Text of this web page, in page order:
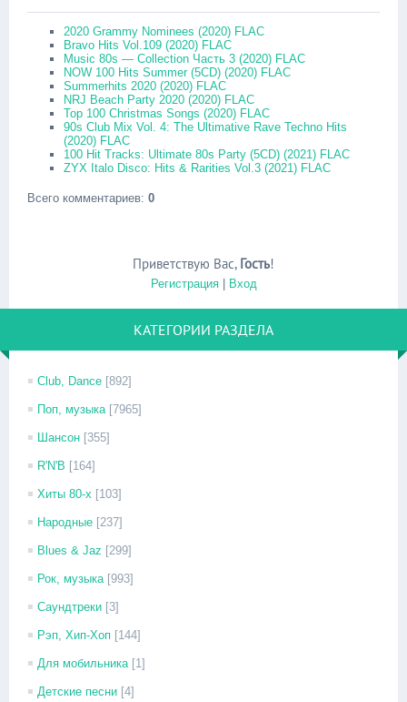
2020 Grammy Nominees (2020) FLAC
Bravo Hits Vol.109 (2020) FLAC
Music 80s — Collection Часть 3 (2020) FLAC
NOW 100 Hits Summer (5CD) (2020) FLAC
Summerhits 2020 (2020) FLAC
NRJ Beach Party 2020 (2020) FLAC
Top 100 Christmas Songs (2020) FLAC
90s Club Mix Vol. 4: The Ultimative Rave Techno Hits
(2020) FLAC
100 Hit Tracks: Ultimate 80s Party (5CD) (2021) FLAC
ZYX Italo Disco: Hits & Rarities Vol.3 (2021) FLAC
Всего комментариев: 0
Приветствую Вас, Гость!
Регистрация| Вход
КАТЕГОРИИ РАЗДЕЛА
Club, Dance [892]
Поп, музыка [7965]
Шансон [355]
R'N'B [164]
Хиты 80-х [103]
Народные [237]
Blues & Jaz [299]
Рок, музыка [993]
Саундтреки [3]
Рэп, Хип-Хоп [144]
Для мобильника [1]
Детские песни [4]